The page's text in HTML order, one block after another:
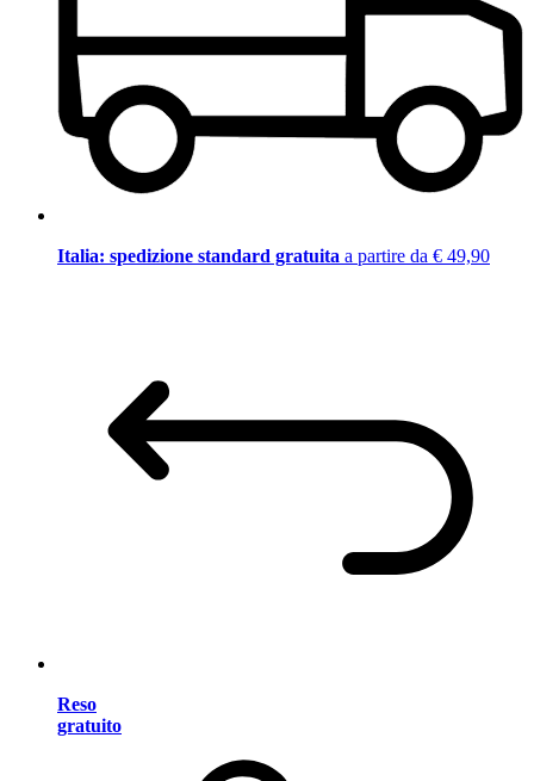
Italia: spedizione standard gratuita a partire da € 49,90
Reso
gratuito